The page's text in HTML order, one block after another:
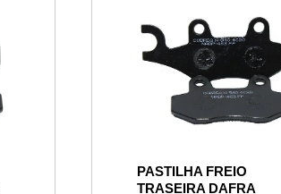
PASTILHA FREIO
TRASEIRA DAFRA